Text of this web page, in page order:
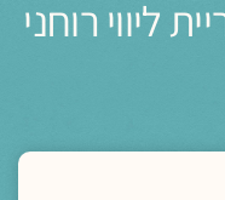
ליווי רוחני